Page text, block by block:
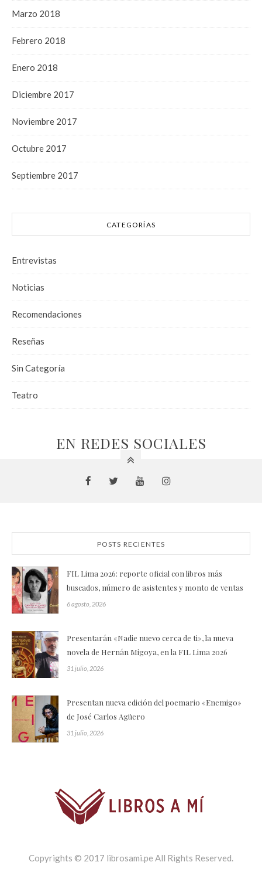
Marzo 2018
Febrero 2018
Enero 2018
Diciembre 2017
Noviembre 2017
Octubre 2017
Septiembre 2017
CATEGORÍAS
Entrevistas
Noticias
Recomendaciones
Reseñas
Sin Categoría
Teatro
EN REDES SOCIALES
POSTS RECIENTES
FIL Lima 2026: reporte oficial con libros más
buscados, número de asistentes y monto de ventas
6 agosto, 2026
Presentarán «Nadie nuevo cerca de ti», la nueva
novela de Hernán Migoya, en la FIL Lima 2026
31 julio, 2026
Presentan nueva edición del poemario «Enemigo»
de José Carlos Agüero
31 julio, 2026
Copyrights © 2017 librosami.pe All Rights Reserved.